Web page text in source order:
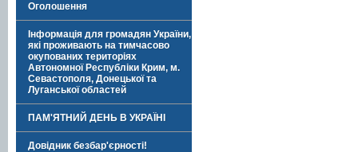
Оголошення
Інформація для громадян України,
які проживають на тимчасово
окупованих територіях
Автономної Республіки Крим, м.
Севастополя, Донецької та
Луганської областей
ПАМ'ЯТНИЙ ДЕНЬ В УКРАЇНІ
Довідник безбар'єрності!